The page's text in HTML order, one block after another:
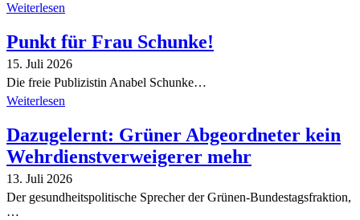
Weiterlesen
Punkt für Frau Schunke!
15. Juli 2026
Die freie Publizistin Anabel Schunke…
Weiterlesen
Dazugelernt: Grüner Abgeordneter kein
Wehrdienstverweigerer mehr
13. Juli 2026
Der gesundheitspolitische Sprecher der Grünen-Bundestagsfraktion,
…